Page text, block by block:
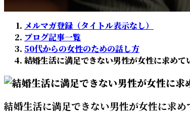
新
日
時
:
メルマガ登録（タイトル表示なし）
ブログ記事一覧
50代からの女性のための話し方
結婚生活に満足できない男性が女性に求めて
結婚生活に満足できない男性が女性に求め